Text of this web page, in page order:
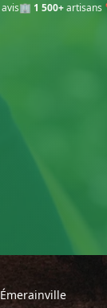
avis🏢 1 500+artisans
Émerainville